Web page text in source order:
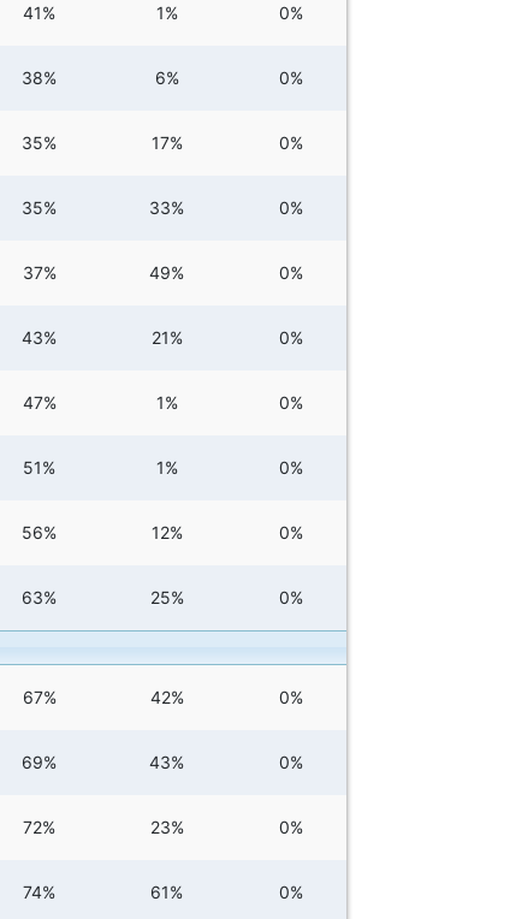
41% 1% 0%
38% 6% 0%
35% 17% 0%
35% 33% 0%
37% 49% 0%
43% 21% 0%
47% 1% 0%
51% 1% 0%
56% 12% 0%
63% 25% 0%
67% 42% 0%
69% 43% 0%
72% 23% 0%
74% 61% 0%